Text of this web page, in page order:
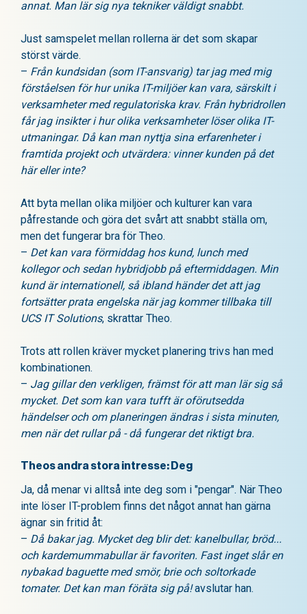
annat. Man lär sig nya tekniker väldigt snabbt.
Just samspelet mellan rollerna är det som skapar
störst värde.
– Från kundsidan (som IT-ansvarig) tar jag med mig
förståelsen för hur unika IT-miljöer kan vara, särskilt i
verksamheter med regulatoriska krav. Från hybridrollen
får jag insikter i hur olika verksamheter löser olika IT-
utmaningar. Då kan man nyttja sina erfarenheter i
framtida projekt och utvärdera: vinner kunden på det
här eller inte?
Att byta mellan olika miljöer och kulturer kan vara
påfrestande och göra det svårt att snabbt ställa om,
men det fungerar bra för Theo.
– Det kan vara förmiddag hos kund, lunch med
kollegor och sedan hybridjobb på eftermiddagen. Min
kund är internationell, så ibland händer det att jag
fortsätter prata engelska när jag kommer tillbaka till
UCS IT Solutions, skrattar Theo.
Trots att rollen kräver mycket planering trivs han med
kombinationen.
– Jag gillar den verkligen, främst för att man lär sig så
mycket. Det som kan vara tufft är oförutsedda
händelser och om planeringen ändras i sista minuten,
men när det rullar på - då fungerar det riktigt bra.
Theos andra stora intresse: Deg
Ja, då menar vi alltså inte deg som i "pengar". När Theo
inte löser IT-problem finns det något annat han gärna
ägnar sin fritid åt:
– Då bakar jag. Mycket deg blir det: kanelbullar, bröd...
och kardemummabullar är favoriten. Fast inget slår en
nybakad baguette med smör, brie och soltorkade
tomater. Det kan man föräta sig på!avslutar han.